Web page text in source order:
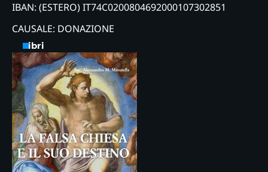
IBAN: (ESTERO) IT74C0200804692000107302851
CAUSALE: DONAZIONE
Libri